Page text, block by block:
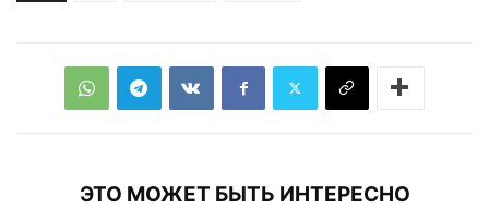
ЭТО МОЖЕТ БЫТЬ ИНТЕРЕСНО